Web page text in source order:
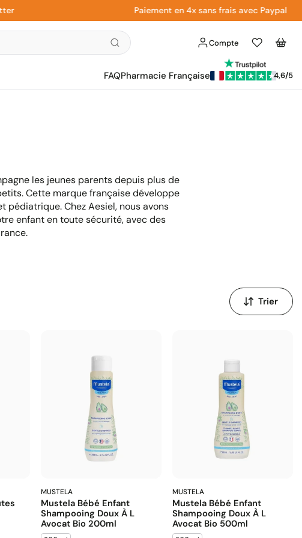
Paiement en 4x sans frais avec Paypal
Compte
Liste
d'envies
Panier
FAQPharmacie Française 4,6/5
les jeunes parents depuis plus de
Cette marque française développe
Chez Aesiel, nous avons
enfant en toute sécurité, avec des
Trier
par
MUSTELA
Mustela Bébé Enfant
Shampooing Doux À L
Avocat Bio 200ml
MUSTELA
Mustela Bébé Enfant
Shampooing Doux À L
Avocat Bio 500ml